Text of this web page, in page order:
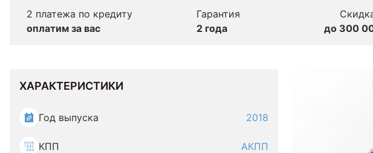
2 платежа по кредиту
оплатим за вас
Гарантия
2 года
до 300
ХАРАКТЕРИСТИКИ
Год выпуска 2018
КПП АКПП